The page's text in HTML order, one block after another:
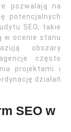
pozwalają na
potencjalnych
SEO, takie
w ocenie stanu
obszary
często
projektami i
działań
SEO w